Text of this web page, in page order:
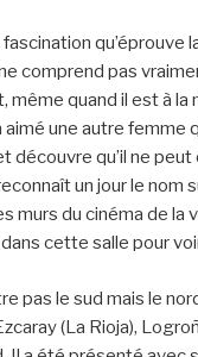
qu’éprouve
comprend pas
même quand il est à la
aimé une autre femme
découvre qu’il ne
un jour le nom
murs du cinéma de la
cette salle pour
pas le sud mais le
(La Rioja),